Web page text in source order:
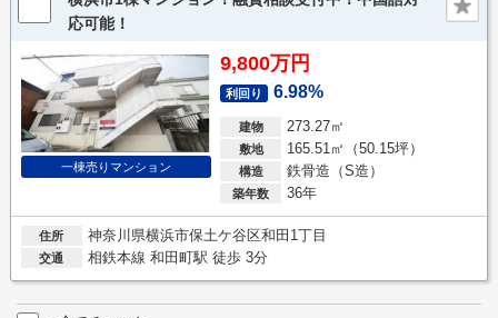
応可能！
一棟売りマンション
9,800万円
利回り 6.98%
建物 273.27㎡
敷地 165.51㎡（50.15坪）
構造 鉄骨造（S造）
築年数 36年
住所 神奈川県横浜市保土ケ谷区和田1丁目
交通 相鉄本線 和田町駅 徒歩 3分